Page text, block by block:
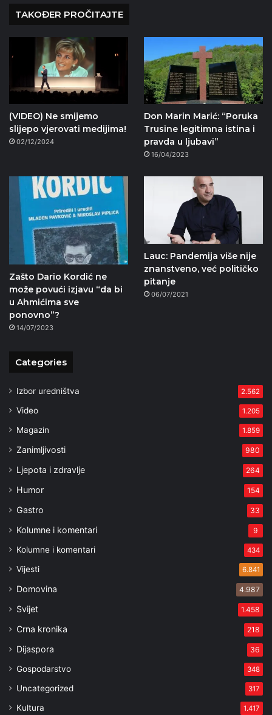
TAKOĐER PROČITAJTE
(VIDEO) Ne smijemo
slijepo vjerovati medijima!
02/12/2024
Don Marin Marić: “Poruka
Trusine legitimna istina i
pravda u ljubavi”
16/04/2023
Zašto Dario Kordić ne
može povući izjavu “da bi
u Ahmićima sve
ponovno”?
14/07/2023
Lauc: Pandemija više nije
znanstveno, već političko
pitanje
06/07/2021
Categories
Izbor uredništva 2.562
Video 1.205
Magazin 1.859
Zanimljivosti 980
Ljepota i zdravlje 264
Humor 154
Gastro 33
Kolumne i komentari 9
Kolumne i komentari 434
Vijesti 6.841
Domovina 4.987
Svijet 1.458
Crna kronika 218
Dijaspora 36
Gospodarstvo 348
Uncategorized 317
Kultura 1.417